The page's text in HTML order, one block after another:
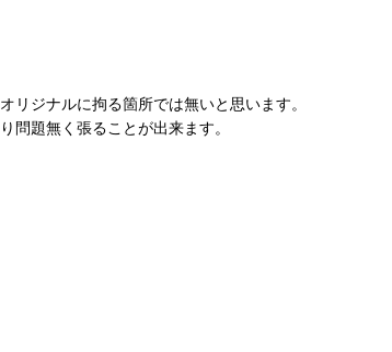
ジナルに拘る箇所では無いと思います。
問題無く張ることが出来ます。